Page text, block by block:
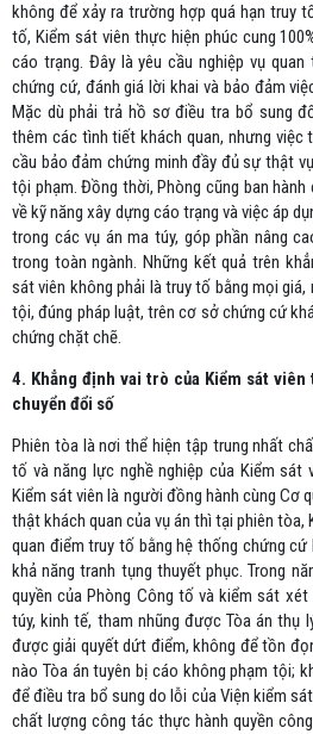
không để xảy ra trường hợp quá hạn truy
tố, Kiểm sát viên thực hiện phúc cung
cáo trạng. Đây là yêu cầu nghiệp vụ
chứng cứ, đánh giá lời khai và bảo đảm
Mặc dù phải trả hồ sơ điều tra bổ sung
thêm các tình tiết khách quan, nhưng
cầu bảo đảm chứng minh đầy đủ sự thật
tội phạm. Đồng thời, Phòng cũng ban
về kỹ năng xây dựng cáo trạng và việc áp
trong các vụ án ma túy, góp phần nâng
trong toàn ngành. Những kết quả trên
sát viên không phải là truy tố bằng mọi
tội, đúng pháp luật, trên cơ sở chứng cứ
chứng chặt chẽ.
4. Khẳng định vai trò của Kiểm sát
chuyển đổi số
Phiên tòa là nơi thể hiện tập trung nhất
tố và năng lực nghề nghiệp của Kiểm sát
Kiểm sát viên là người đồng hành cùng Cơ
thật khách quan của vụ án thì tại phiên tòa,
quan điểm truy tố bằng hệ thống chứng cứ
khả năng tranh tụng thuyết phục. Trong
quyền của Phòng Công tố và kiểm sát
túy, kinh tế, tham nhũng được Tòa án thụ
được giải quyết dứt điểm, không để tồn
nào Tòa án tuyên bị cáo không phạm tội;
để điều tra bổ sung do lỗi của Viện kiểm
chất lượng công tác thực hành quyền